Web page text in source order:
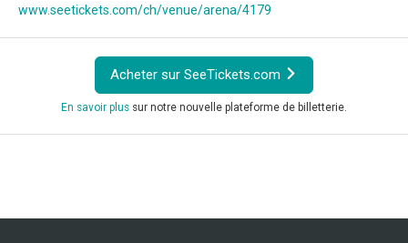
www.seetickets.com/ch/venue/arena/4179
Acheter sur SeeTickets.com
En savoir plus sur notre nouvelle plateforme de billetterie.